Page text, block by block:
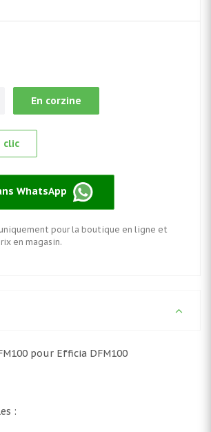
En corzine
clic
WhatsApp
pour la boutique en ligne et
en magasin.
pour Efficia DFM100
: